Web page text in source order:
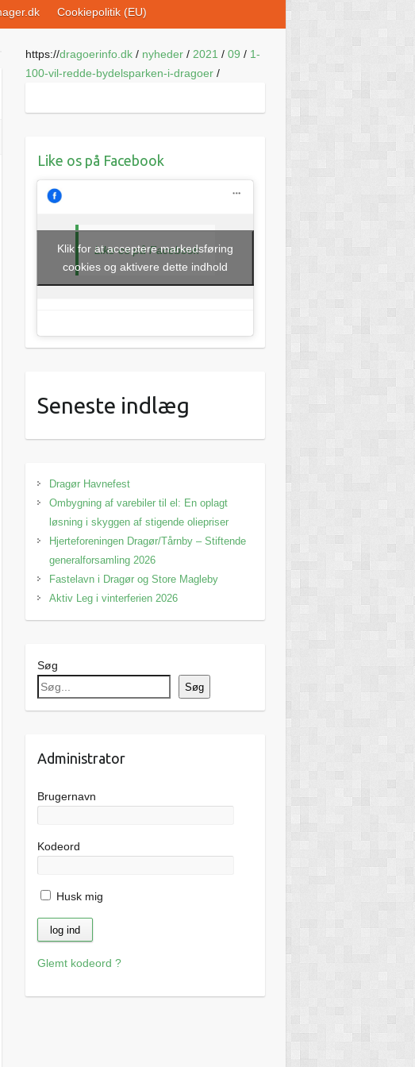
Cookiepolitik (EU)
https://dragoerinfo.dk/ nyheder/ 2021 / 09 / 1-
100-vil-redde-bydelsparken-i-dragoer/
Like os på Facebook
Like os på Facebook
Klik for at acceptere markedsføring
cookies og aktivere dette indhold
Seneste indlæg
Dragør Havnefest
Ombygning af varebiler til el: En oplagt
løsning i skyggen af stigende oliepriser
Hjerteforeningen Dragør/Tårnby – Stiftende
generalforsamling 2026
Fastelavn i Dragør og Store Magleby
Aktiv Leg i vinterferien 2026
Søg
Søg
Administrator
Brugernavn
Kodeord
Husk mig
Glemt kodeord ?